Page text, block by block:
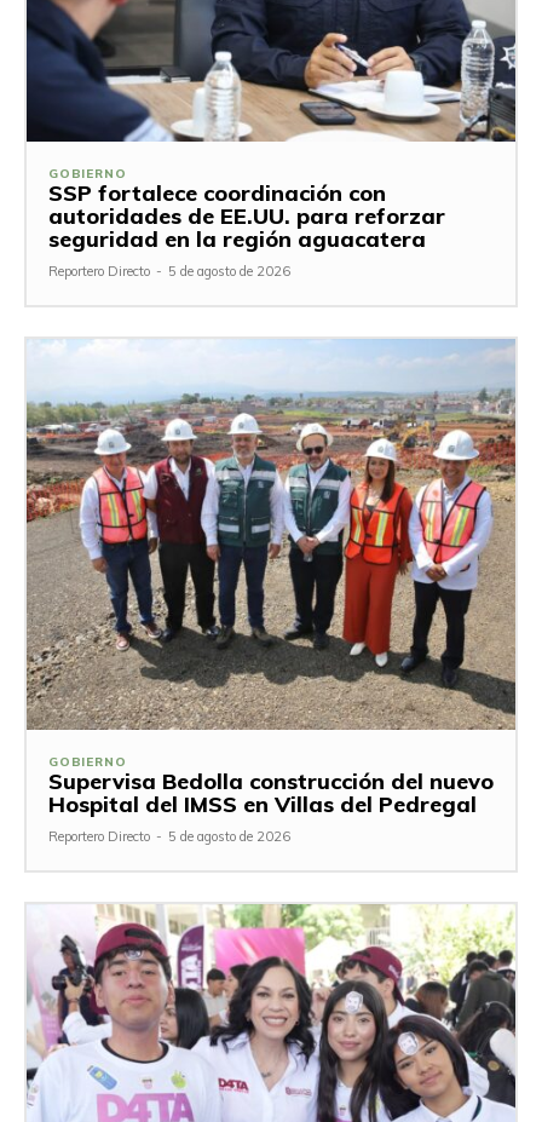
GOBIERNO
SSP fortalece coordinación con
autoridades de EE.UU. para reforzar
seguridad en la región aguacatera
Reportero Directo - 5 de agosto de 2026
GOBIERNO
Supervisa Bedolla construcción del nuevo
Hospital del IMSS en Villas del Pedregal
Reportero Directo - 5 de agosto de 2026